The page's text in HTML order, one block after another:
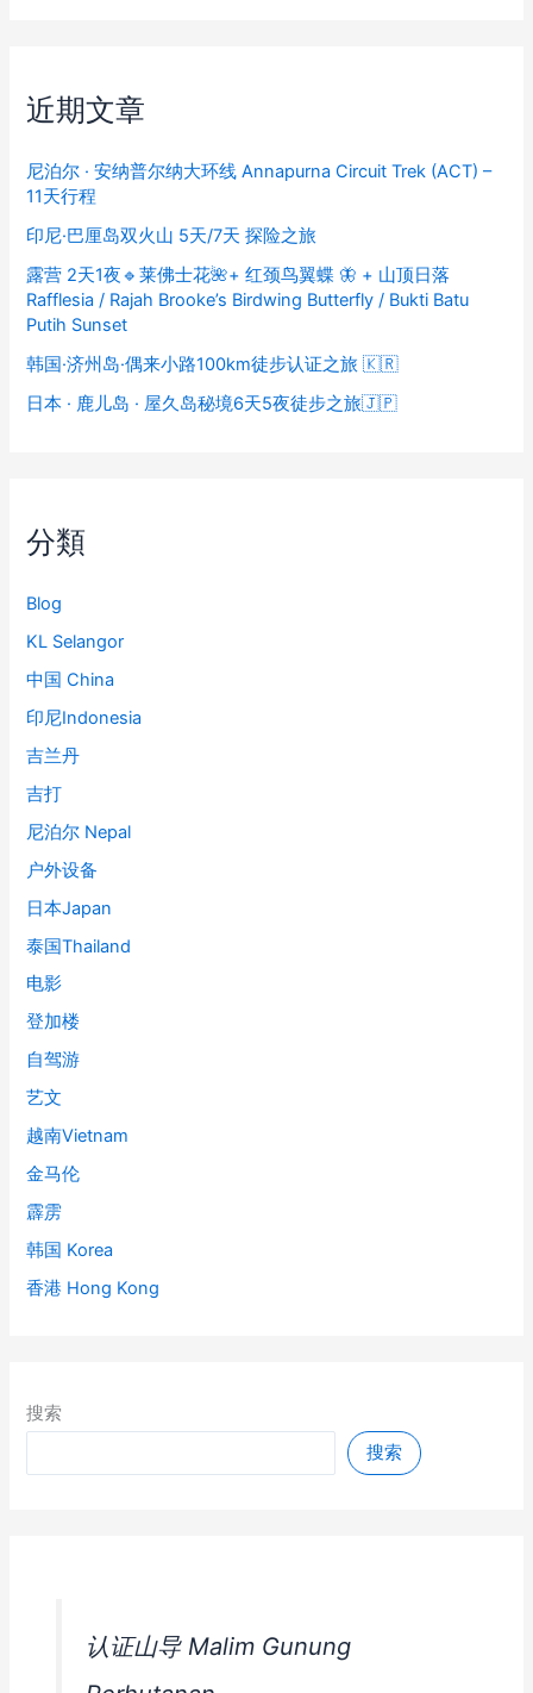
近期文章
尼泊尔 · 安纳普尔纳大环线 Annapurna Circuit Trek (ACT) –
11天行程
印尼·巴厘岛双火山 5天/7天 探险之旅
露营 2天1夜🔹莱佛士花🌺+ 红颈鸟翼蝶 🦋 + 山顶日落
Rafflesia / Rajah Brooke’s Birdwing Butterfly / Bukti Batu
Putih Sunset
韩国·济州岛·偶来小路100km徒步认证之旅 🇰🇷
日本 · 鹿儿岛 · 屋久岛秘境6天5夜徒步之旅🇯🇵
分類
Blog
KL Selangor
中国 China
印尼Indonesia
吉兰丹
吉打
尼泊尔 Nepal
户外设备
日本Japan
泰国Thailand
电影
登加楼
自驾游
艺文
越南Vietnam
金马伦
霹雳
韩国 Korea
香港 Hong Kong
搜索
搜索
认证山导 Malim Gunung